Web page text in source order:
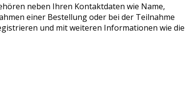
neben Ihren Kontaktdaten wie Name,
einer Bestellung oder bei der Teilnahme
und mit weiteren Informationen wie die